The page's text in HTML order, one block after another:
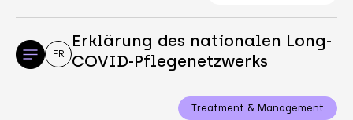
FR
Erklärung des nationalen Long-
COVID-Pflegenetzwerks
Treatment & Management